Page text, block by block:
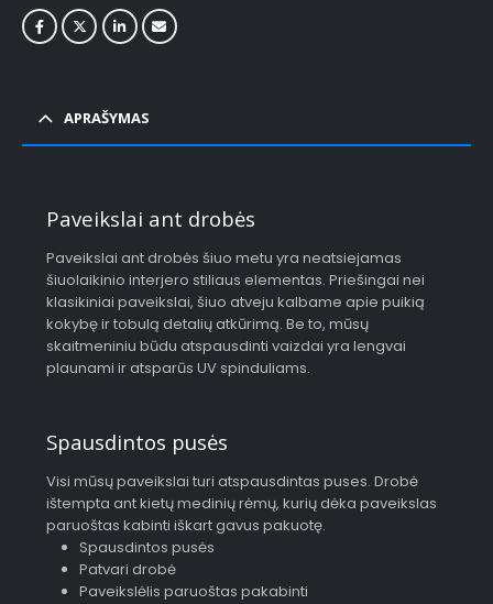
APRAŠYMAS
Paveikslai ant drobės
Paveikslai ant drobės šiuo metu yra neatsiejamas
šiuolaikinio interjero stiliaus elementas. Priešingai nei
klasikiniai paveikslai, šiuo atveju kalbame apie puikią
kokybę ir tobulą detalių atkūrimą. Be to, mūsų
skaitmeniniu būdu atspausdinti vaizdai yra lengvai
plaunami ir atsparūs UV spinduliams.
Spausdintos pusės
Visi mūsų paveikslai turi atspausdintas puses. Drobė
ištempta ant kietų medinių rėmų, kurių dėka paveikslas
paruoštas kabinti iškart gavus pakuotę.
Spausdintos pusės
Patvari drobė
Paveikslėlis paruoštas pakabinti